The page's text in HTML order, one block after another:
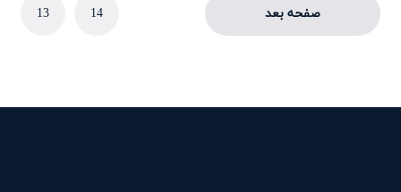
13
14 صفحه بعد